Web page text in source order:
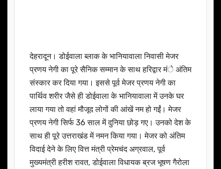
देहरादून। डोईवाला ब्लाक के भानियावाला निवासी मेजर
प्रणय नेगी का पूरे सैनिक सम्मान के साथ हरिद्वार मंे अंतिम
संस्कार कर दिया गया। इससे पूर्व मेजर प्रणय नेगी का
पार्थिव शरीर जैसे ही डोईवाला के भानियावाला में उनके घर
लाया गया तो वहां मौजूद लोगों की आंखें नम हो गईं। मेजर
प्रणय नेगी सिर्फ 36 साल में दुनिया छोड़ गए। उनको देश के
साथ ही पूरे उत्तराखंड में नमन किया गया। मेजर को अंतिम
विदाई देने के लिए वित्त मंत्री प्रेमचंद अग्रवाल, पूर्व
मुख्यमंत्री हरीश रावत, डोईवाला विधायक ब्रज भूषण गैरोला